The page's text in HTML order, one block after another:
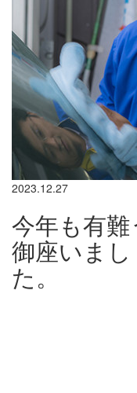
2023.12.27
今年も有難
御座いまし
た。